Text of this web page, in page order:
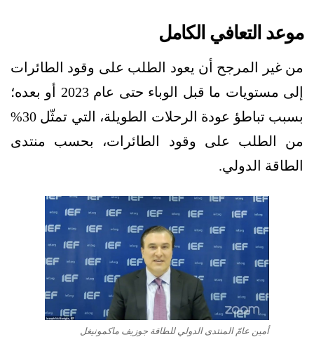
موعد التعافي الكامل
من غير المرجح أن يعود الطلب على وقود الطائرات
إلى مستويات ما قبل الوباء حتى عام 2023 أو بعده؛
بسبب تباطؤ عودة الرحلات الطويلة، التي تمثّل 30%
من الطلب على وقود الطائرات، بحسب منتدى
الطاقة الدولي.
أمين عامّ المنتدى الدولي للطاقة جوزيف ماكمونيغل